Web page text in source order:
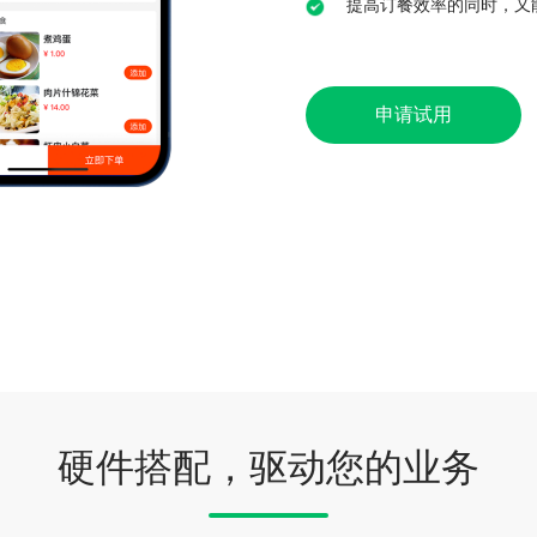
提高订餐效率的同时，又
申请试用
硬件搭配，驱动您的业务